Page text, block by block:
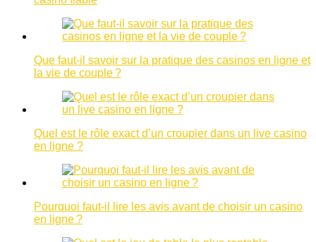
Que faut-il savoir sur la pratique des casinos en ligne et
la vie de couple ?
Quel est le rôle exact d’un croupier dans un live casino
en ligne ?
Pourquoi faut-il lire les avis avant de choisir un casino
en ligne ?